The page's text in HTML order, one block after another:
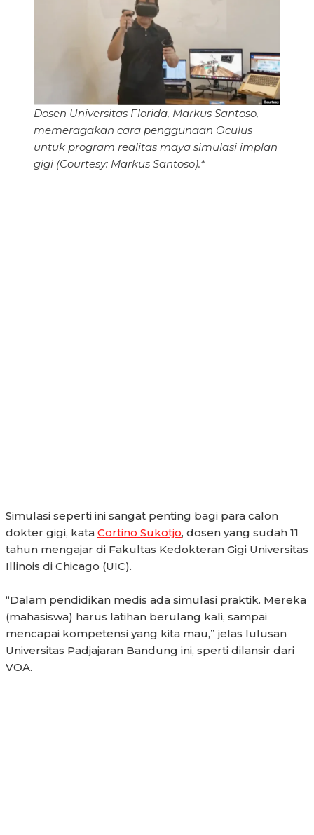
Dosen Universitas Florida, Markus Santoso,
memeragakan cara penggunaan Oculus
untuk program realitas maya simulasi implan
gigi (Courtesy: Markus Santoso).*
Simulasi seperti ini sangat penting bagi para calon
dokter gigi, kata Cortino Sukotjo, dosen yang sudah 11
tahun mengajar di Fakultas Kedokteran Gigi Universitas
Illinois di Chicago (UIC).
“Dalam pendidikan medis ada simulasi praktik. Mereka
(mahasiswa) harus latihan berulang kali, sampai
mencapai kompetensi yang kita mau,” jelas lulusan
Universitas Padjajaran Bandung ini, sperti dilansir dari
VOA.